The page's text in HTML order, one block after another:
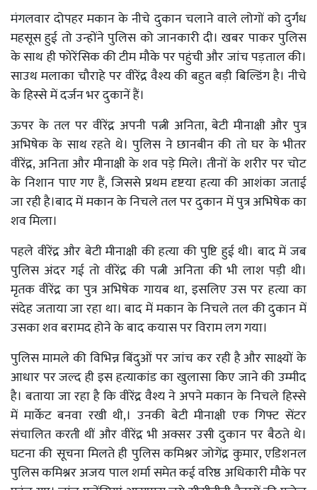
मंगलवार दोपहर मकान के नीचे दुकान चलाने वाले लोगों को दुर्गंध
महसूस हुई तो उन्होंने पुलिस को जानकारी दी। खबर पाकर पुलिस
के साथ ही फोरेंसिक की टीम मौके पर पहुंची और जांच पड़ताल की।
साउथ मलाका चौराहे पर वीरेंद्र वैश्य की बहुत बड़ी बिल्डिंग है। नीचे
के हिस्से में दर्जन भर दुकानें हैं।
ऊपर के तल पर वीरेंद्र अपनी पत्नी अनिता, बेटी मीनाक्षी और पुत्र
अभिषेक के साथ रहते थे। पुलिस ने छानबीन की तो घर के भीतर
वीरेंद्र, अनिता और मीनाक्षी के शव पड़े मिले। तीनों के शरीर पर चोट
के निशान पाए गए हैं, जिससे प्रथम दृष्टया हत्या की आशंका जताई
जा रही है।बाद में मकान के निचले तल पर दुकान में पुत्र अभिषेक का
शव मिला।
पहले वीरेंद्र और बेटी मीनाक्षी की हत्या की पुष्टि हुई थी। बाद में जब
पुलिस अंदर गई तो वीरेंद्र की पत्नी अनिता की भी लाश पड़ी थी।
मृतक वीरेंद्र का पुत्र अभिषेक गायब था, इसलिए उस पर हत्या का
संदेह जताया जा रहा था। बाद में मकान के निचले तल की दुकान में
उसका शव बरामद होने के बाद कयास पर विराम लग गया।
पुलिस मामले की विभिन्न बिंदुओं पर जांच कर रही है और साक्ष्यों के
आधार पर जल्द ही इस हत्याकांड का खुलासा किए जाने की उम्मीद
है। बताया जा रहा है कि वीरेंद्र वैश्य ने अपने मकान के निचले हिस्से
में मार्केट बनवा रखी थी,। उनकी बेटी मीनाक्षी एक गिफ्ट सेंटर
संचालित करती थीं और वीरेंद्र भी अक्सर उसी दुकान पर बैठते थे।
घटना की सूचना मिलते ही पुलिस कमिश्नर जोगेंद्र कुमार, एडिशनल
पुलिस कमिश्नर अजय पाल शर्मा समेत कई वरिष्ठ अधिकारी मौके पर